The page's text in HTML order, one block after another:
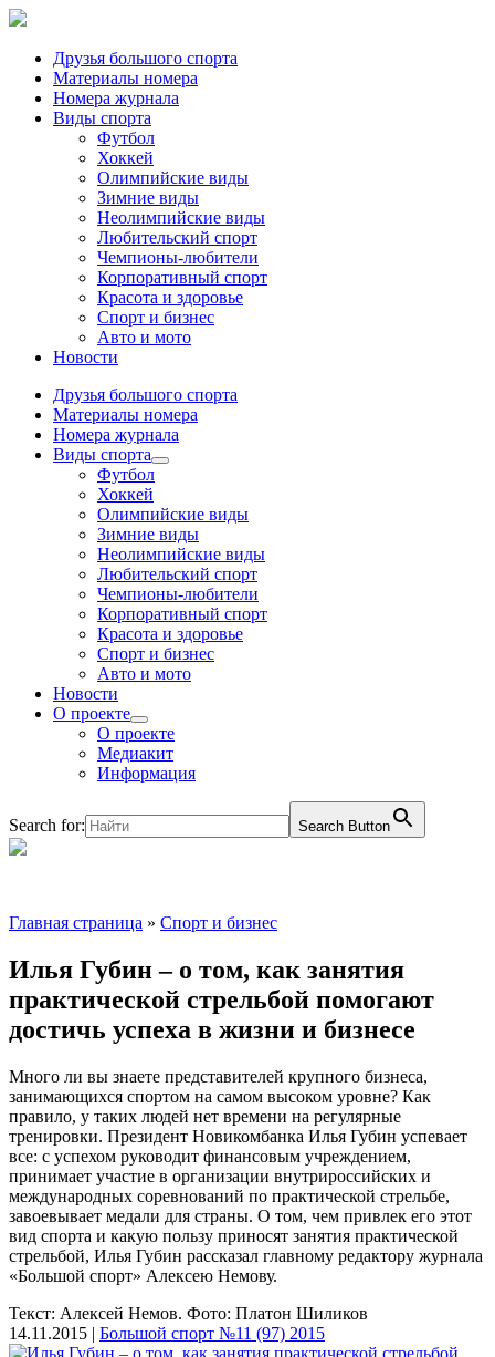
Друзья большого спорта
Материалы номера
Номера журнала
Виды спорта
Футбол
Хоккей
Олимпийские виды
Зимние виды
Неолимпийские виды
Любительский спорт
Чемпионы-любители
Корпоративный спорт
Красота и здоровье
Спорт и бизнес
Авто и мото
Новости
Друзья большого спорта
Материалы номера
Номера журнала
Виды спорта
Футбол
Хоккей
Олимпийские виды
Зимние виды
Неолимпийские виды
Любительский спорт
Чемпионы-любители
Корпоративный спорт
Красота и здоровье
Спорт и бизнес
Авто и мото
Новости
О проекте
О проекте
Медиакит
Информация
Search for: Search Button
Главная страница » Спорт и бизнес
Илья Губин – о том, как занятия
практической стрельбой помогают
достичь успеха в жизни и бизнесе
Много ли вы знаете представителей крупного бизнеса,
занимающихся спортом на самом высоком уровне? Как
правило, у таких людей нет времени на регулярные
тренировки. Президент Новикомбанка Илья Губин успевает
все: с успехом руководит финансовым учреждением,
принимает участие в организации внутрироссийских и
международных соревнований по практической стрельбе,
завоевывает медали для страны. О том, чем привлек его этот
вид спорта и какую пользу приносят занятия практической
стрельбой, Илья Губин рассказал главному редактору журнала
«Большой спорт» Алексею Немову.
Текст: Алексей Немов. Фото: Платон Шиликов
14.11.2015 | Большой спорт №11 (97) 2015